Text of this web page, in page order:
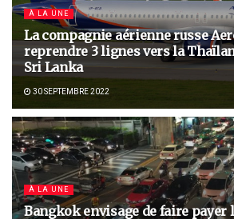
À LA UNE
La compagnie aérienne russe
reprendre 3 lignes vers la
Sri Lanka
30 SEPTEMBRE 2022
À LA UNE
Bangkok envisage de faire payer